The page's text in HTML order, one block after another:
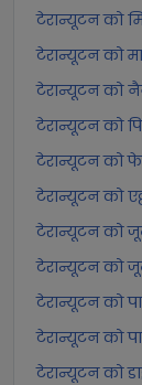
टेरान्यूटन को
टेरान्यूटन को
टेरान्यूटन को
टेरान्यूटन को
टेरान्यूटन को
टेरान्यूटन को
टेरान्यूटन को
टेरान्यूटन को
टेरान्यूटन को
टेरान्यूटन को
टेरान्यूटन को